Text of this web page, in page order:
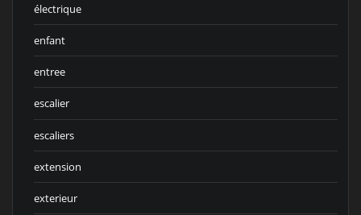
électrique
enfant
entree
escalier
escaliers
extension
exterieur